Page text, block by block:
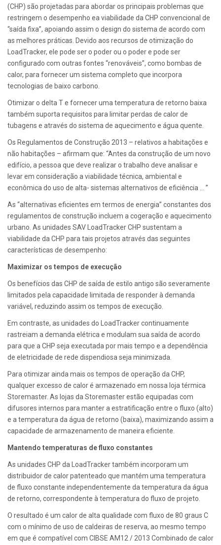
(CHP) são projetadas para abordar os principais problemas que
restringem o desempenho ea viabilidade da CHP convencional de
“saída fixa”, apoiando assim o design do sistema de acordo com
as melhores práticas. Devido aos recursos de otimização do
LoadTracker, ele pode ser o poder ou o poder e pode ser
configurado com outras fontes “renováveis”, como bombas de
calor, para fornecer um sistema completo que incorpora
tecnologias de baixo carbono.
Otimizar o delta T e fornecer uma temperatura de retorno baixa
também suporta requisitos para limitar perdas de calor de
tubagens e através do sistema de aquecimento e água quente.
Os Regulamentos de Construção 2013 – relativos a habitações e
não habitações – afirmam que: “Antes da construção de um novo
edifício, a pessoa que deve realizar o trabalho deve analisar e
levar em consideração a viabilidade técnica, ambiental e
econômica do uso de alta- sistemas alternativos de eficiência … ”
As “alternativas eficientes em termos de energia” constantes dos
regulamentos de construção incluem a cogeração e aquecimento
urbano. As unidades SAV LoadTracker CHP sustentam a
viabilidade da CHP para tais projetos através das seguintes
características de desempenho:
Maximizar os tempos de execução
Os benefícios das CHP de saída de estilo antigo são severamente
limitados pela capacidade limitada de responder à demanda
variável, reduzindo assim os tempos de execução.
Em contraste, as unidades do LoadTracker continuamente
rastreiam a demanda elétrica e modulam sua saída de acordo
para que a CHP seja executada por mais tempo e a dependência
de eletricidade de rede dispendiosa seja minimizada.
Para otimizar ainda mais os tempos de operação da CHP,
qualquer excesso de calor é armazenado em nossa loja térmica
Storemaster. As lojas da Storemaster estão equipadas com
difusores internos para manter a estratificação entre o fluxo (alto)
e a temperatura da água de retorno (baixa), maximizando assim a
capacidade de armazenamento de maneira eficiente.
Mantendo temperaturas de fluxo constantes
As unidades CHP da LoadTracker também incorporam um
distribuidor de calor patenteado que mantém uma temperatura
de fluxo constante independentemente da temperatura da água
de retorno, correspondente à temperatura do fluxo de projeto.
O resultado é um calor de alta qualidade com fluxo de 80 graus C
com o mínimo de uso de caldeiras de reserva, ao mesmo tempo
em que é compatível com CIBSE AM12 / 2013 Combinado de calor